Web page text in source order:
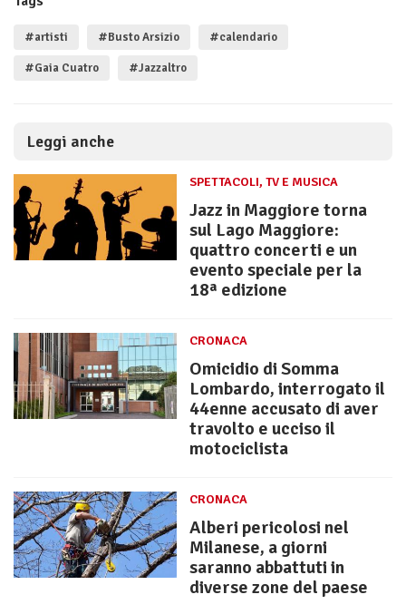
#artisti #Busto Arsizio #calendario
#Gaia Cuatro #Jazzaltro
Leggi anche
SPETTACOLI, TV E MUSICA
Jazz in Maggiore torna
sul Lago Maggiore:
quattro concerti e un
evento speciale per la
18ª edizione
CRONACA
Omicidio di Somma
Lombardo, interrogato il
44enne accusato di aver
travolto e ucciso il
motociclista
CRONACA
Alberi pericolosi nel
Milanese, a giorni
saranno abbattuti in
diverse zone del paese